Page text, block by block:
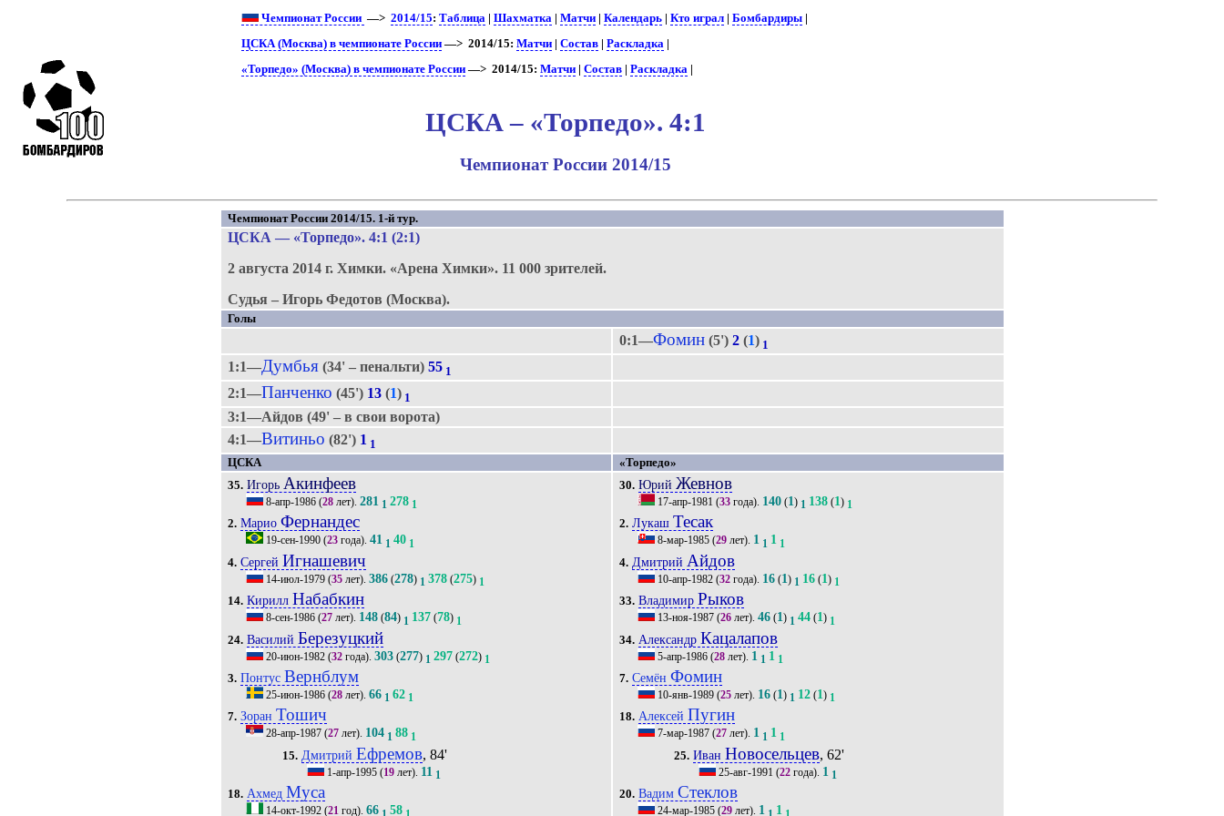
Чемпионат России —>2014/15:Таблица |Шахматка |Матчи |Календарь |Кто играл |Бомбардиры
ЦСКА (Москва) в чемпионате России —> 2014/15:Матчи |Состав |Раскладка |
«Торпедо» (Москва) в чемпионате России —> 2014/15:Матчи |Состав |Раскладка |
ЦСКА – «Торпедо». 4:1
Чемпионат России 2014/15
Чемпионат России 2014/15. 1-й тур.
ЦСКА — «Торпедо». 4:1 (2:1)
2 августа 2014 г.Химки. «Арена Химки». 11 000 зрителей.
Судья – Игорь Федотов (Москва).
Голы
0:1—Фомин (5')2 (1) 1
1:1—Думбья (34' – пенальти)55 1
2:1—Панченко (45') 13 (1) 1
3:1—Айдов (49' – в свои ворота)
4:1—Витиньо (82') 1 1
ЦСКА
«Торпедо»
35. Игорь Акинфеев
8-апр-1986 (28 лет).281 1 278 1
2. МариоФернандес
19-сен-1990 (23 года).41 1 40 1
4. Сергей Игнашевич
14-июл-1979 (35 лет).386 (278) 1 378 (275) 1
14. Кирилл Набабкин
8-сен-1986 (27 лет). 148 (84) 1 137 (78) 1
24. Василий Березуцкий
20-июн-1982 (32 года).303 (277) 1 297 (272) 1
3. Понтус Вернблум
25-июн-1986 (28 лет).66 1 62 1
7. ЗоранТошич
28-апр-1987 (27 лет). 104 1 88 1
15. Дмитрий Ефремов, 84'
1-апр-1995(19лет). 11 1
18. Ахмед Муса
14-окт-1992 (21 год).66 58
30. Юрий Жевнов
17-апр-1981 (33 года). 140 (1) 1 138 (1) 1
2. ЛукашТесак
8-мар-1985 (29 лет). 1 1 1 1
4. Дмитрий Айдов
10-апр-1982 (32 года). 16 (1) 1 16 (1) 1
33. Владимир Рыков
13-ноя-1987 (26 лет).46 (1) 1 44 (1) 1
34. Александр Кацалапов
5-апр-1986 (28 лет). 1 1 1 1
7. СемёнФомин
10-янв-1989 (25 лет). 16 (1) 1 12 (1) 1
18. АлексейПугин
7-мар-1987 (27 лет). 1 1 1 1
25. Иван Новосельцев, 62'
25-авг-1991 (22года). 1 1
20. ВадимСтеклов
24-мар-1985 (29 лет). 1 1